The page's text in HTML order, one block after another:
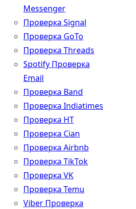
Messenger
Проверка Signal
Проверка GoTo
Проверка Threads
Spotify Проверка
Email
Проверка Band
Проверка Indiatimes
Проверка HT
Проверка Cian
Проверка Airbnb
Проверка TikTok
Проверка VK
Проверка Temu
Viber Проверка